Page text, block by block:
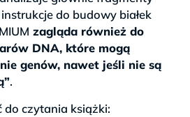
do budowy białek
zagląda również do
DNA, które mogą
genów, nawet jeśli nie są
.
czytania książki: